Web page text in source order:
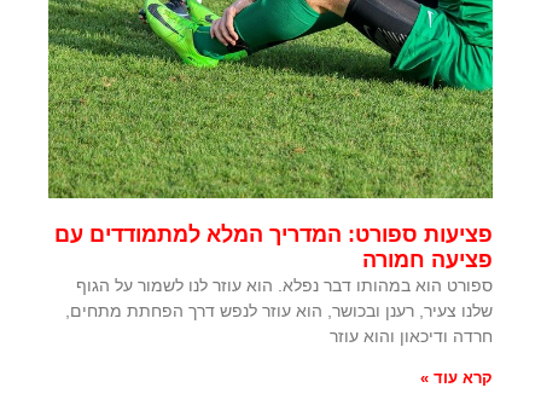
פציעות ספורט: המדריך המלא למתמודדים עם
פציעה חמורה
ספורט הוא במהותו דבר נפלא. הוא עוזר לנו לשמור על הגוף
שלנו צעיר, רענן ובכושר, הוא עוזר לנפש דרך הפחתת מתחים,
חרדה ודיכאון והוא עוזר
קרא עוד »